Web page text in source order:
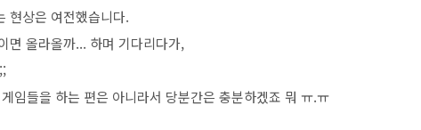
현상은 여전했습니다.
면 올라올까... 하며 기다리다가,
임들을 하는 편은 아니라서 당분간은 충분하겠죠 뭐 ㅠ.ㅠ